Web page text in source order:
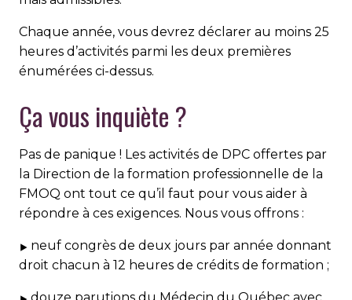
Chaque année, vous devrez déclarer au moins 25
heures d’activités parmi les deux premières
énumérées ci-dessus.
Ça vous inquiète ?
Pas de panique ! Les activités de DPC offertes par
la Direction de la formation professionnelle de la
FMOQ ont tout ce qu’il faut pour vous aider à
répondre à ces exigences. Nous vous offrons :
neuf congrès de deux jours par année donnant
droit chacun à 12 heures de crédits de formation ;